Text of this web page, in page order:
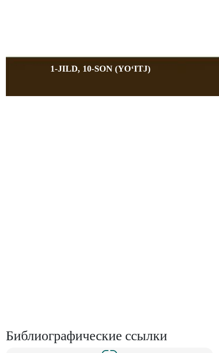
1-JILD, 10-SON (YOʻITJ)
Библиографические ссылки